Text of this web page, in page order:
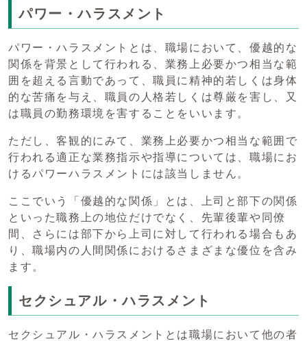
パワー・ハラスメント
パワー・ハラスメントとは、職場において、優越的な
関係を背景として行われる、業務上必要かつ相当な範
囲を超える言動であって、職員に精神的若しくは身体
的な苦痛を与え、職員の人格若しくは尊厳を害し、又
は職員の勤務環境を害することをいいます。
ただし、客観的にみて、業務上必要かつ相当な範囲で
行われる適正な業務指示や指導については、職場にお
けるパワーハラスメントには該当しません。
ここでいう「優越的な関係」とは、上司と部下の関係
といった職務上の地位だけでなく、先輩後輩や同僚
間、さらには部下から上司に対して行われる場合もあ
り、職場内の人間関係におけるさまざまな優位を含み
ます。
セクシュアル・ハラスメント
セクシュアル・ハラスメントとは職場において他の者